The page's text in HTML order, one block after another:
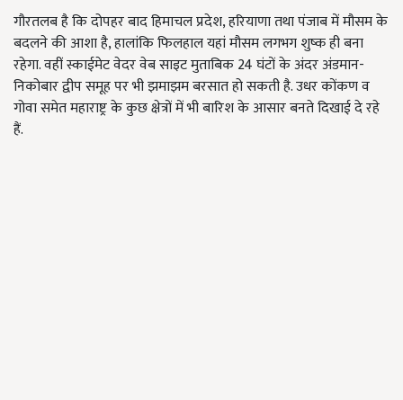
गौरतलब है कि दोपहर बाद हिमाचल प्रदेश, हरियाणा तथा पंजाब में मौसम के
बदलने की आशा है, हालांकि फिलहाल यहां मौसम लगभग शुष्क ही बना
रहेगा. वहीं स्काईमेट वेदर वेब साइट मुताबिक 24 घंटों के अंदर अंडमान-
निकोबार द्वीप समूह पर भी झमाझम बरसात हो सकती है. उधर कोंकण व
गोवा समेत महाराष्ट्र के कुछ क्षेत्रों में भी बारिश के आसार बनते दिखाई दे रहे
हैं.